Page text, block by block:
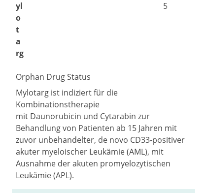
yl
o
t
a
rg
5
Orphan Drug Status
Mylotarg ist indiziert für die
Kombinationstherapie
mit Daunorubicin und Cytarabin zur
Behandlung von Patienten ab 15 Jahren mit
zuvor unbehandelter, de novo CD33-positiver
akuter myeloischer Leukämie (AML), mit
Ausnahme der akuten promyelozytischen
Leukämie (APL).